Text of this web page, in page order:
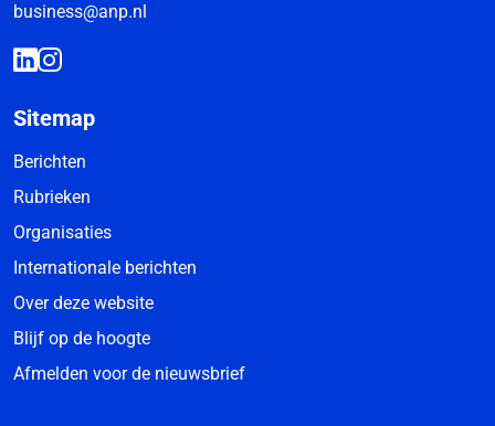
business@anp.nl
Sitemap
Berichten
Rubrieken
Organisaties
Internationale berichten
Over deze website
Blijf op de hoogte
Afmelden voor de nieuwsbrief